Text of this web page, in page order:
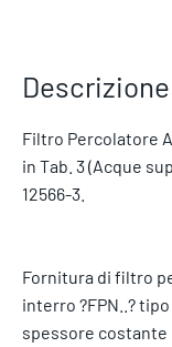
Descrizione
Filtro Percolatore
in Tab. 3 (Acque
12566-3.
Fornitura di filtro
interro ?FPN..?
spessore